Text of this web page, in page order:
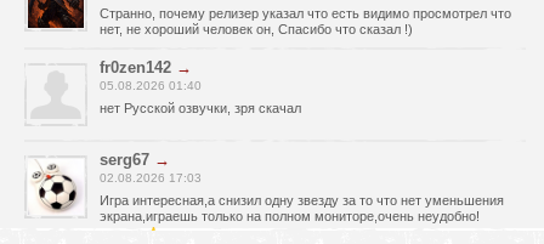
Странно, почему релизер указал что есть видимо просмотрел что
нет, не хороший человек он, Спасибо что сказал !)
fr0zen142 →
05.08.2026 01:40
нет Русской озвучки, зря скачал
serg67 →
02.08.2026 17:03
Игра интересная,а снизил одну звезду за то что нет уменьшения
экрана,играешь только на полном мониторе,очень неудобно!